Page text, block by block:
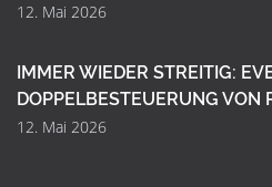
12. Mai 2026
IMMER WIEDER STREITIG:
DOPPELBESTEUERUNG VON
12. Mai 2026